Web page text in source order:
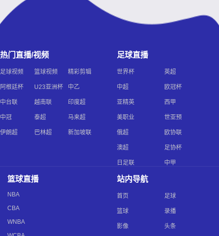
热门直播/视频
足球视频 篮球视频 精彩剪辑
阿根廷杯 U23亚洲杯 中乙
中台联 越南联 印度超
中冠 泰超 马来超
伊朗超 巴林超 新加坡联
足球直播
世界杯 英超
中超 欧冠杯
亚精英 西甲
美职业 世亚预
俄超 欧协联
澳超 足协杯
日足联 中甲
篮球直播
NBA
CBA
WNBA
站内导航
首页 足球
篮球 录播
影像 头条